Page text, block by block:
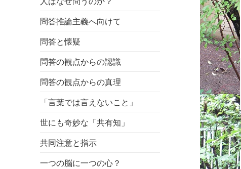
問答推論主義へ向けて
問答と懐疑
問答の観点からの認識
問答の観点からの真理
「言葉では言えないこと」
世にも奇妙な「共有知」
共同注意と指示
一つの脳に一つの心？